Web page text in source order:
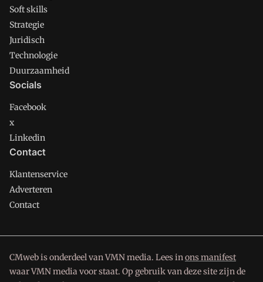
Soft skills
Strategie
Juridisch
Technologie
Duurzaamheid
Socials
Facebook
x
Linkedin
Contact
Klantenservice
Adverteren
Contact
CMweb is onderdeel van VMN media. Lees in ons manifest
waar VMN media voor staat. Op gebruik van deze site zijn de